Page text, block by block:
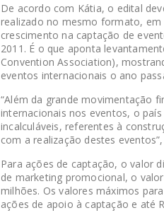
De acordo com Kátia, o edital
realizado no mesmo formato, em
crescimento na captação de
2011. É o que aponta
Convention Association),
eventos internacionais o ano
“Além da grande movimentação
internacionais nos eventos, o
incalculáveis, referentes à
com a realização destes
Para ações de captação, o valor
de marketing promocional, o
milhões. Os valores máximos
ações de apoio à captação e até